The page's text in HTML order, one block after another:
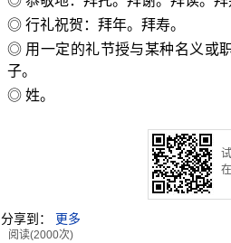
◎ 行礼祝贺：拜年。拜寿。
◎ 用一定的礼节授与某种名义或
子。
◎ 姓。
分享到： 更多
阅读(2000次)